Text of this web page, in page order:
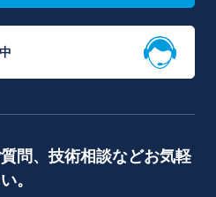
問、技術相談などお気軽
。